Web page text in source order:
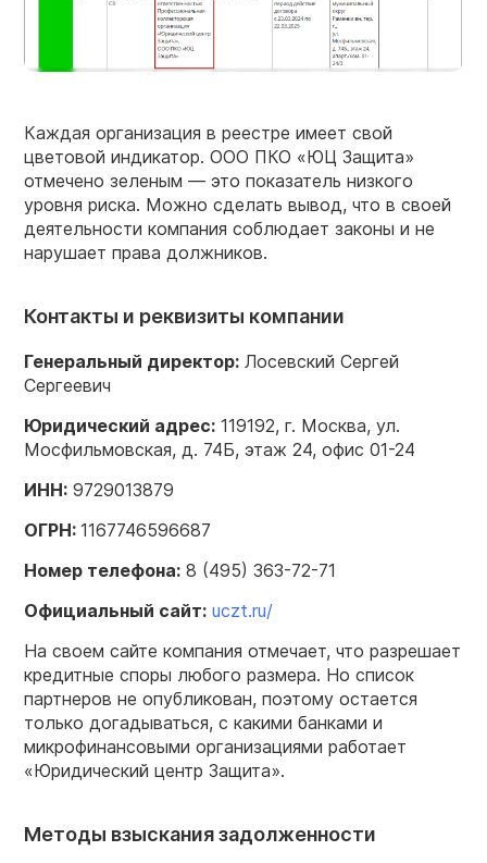
Каждая организация в реестре имеет свой
цветовой индикатор. ООО ПКО «ЮЦ Защита»
отмечено зеленым — это показатель низкого
уровня риска. Можно сделать вывод, что в своей
деятельности компания соблюдает законы и не
нарушает права должников.
Контакты и реквизиты компании
Генеральный директор: Лосевский Сергей
Сергеевич
Юридический адрес: 119192, г. Москва, ул.
Мосфильмовская, д. 74Б, этаж 24, офис 01-24
ИНН: 9729013879
ОГРН: 1167746596687
Номер телефона: 8 (495) 363-72-71
Официальный сайт: uczt.ru/
На своем сайте компания отмечает, что разрешает
кредитные споры любого размера. Но список
партнеров не опубликован, поэтому остается
только догадываться, с какими банками и
микрофинансовыми организациями работает
«Юридический центр Защита».
Методы взыскания задолженности